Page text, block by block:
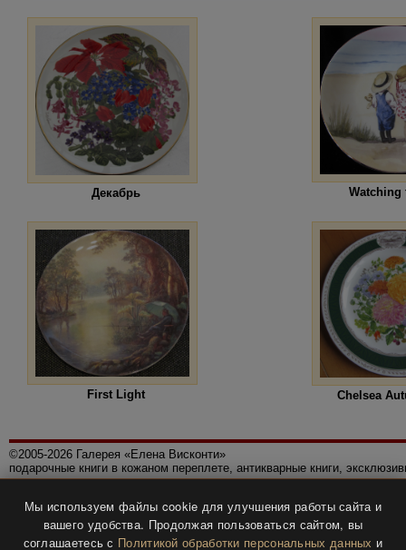
Декабрь Watching
First Light Chelsea
©2005-2026 Галерея «Елена Висконти»
подарочные книги в кожаном переплете, антикварные книги,
Политика конфиденциальности
Все права защищены.
Мы используем файлы cookie для улучшения работы сайта и
вашего удобства. Продолжая пользоваться сайтом, вы
соглашаетесь с Политикой обработки персональных данных и